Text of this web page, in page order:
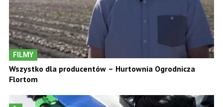
FILMY
Wszystko dla producentów – Hurtownia Ogrodnicza
Flortom